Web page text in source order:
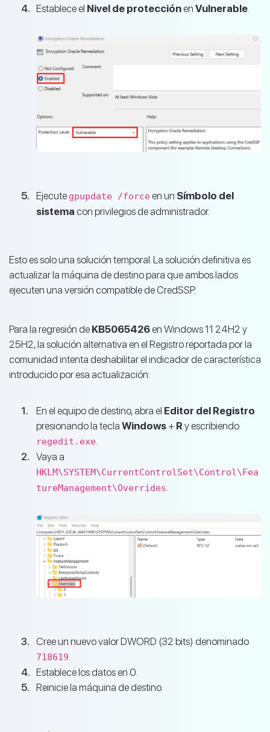
Establece el Nivel de protección en Vulnerable
Ejecute gpupdate /force en un Símbolo del
sistema con privilegios de administrador.
Esto es solo una solución temporal. La solución definitiva es
actualizar la máquina de destino para que ambos lados
ejecuten una versión compatible de CredSSP.
Para la regresión de KB5065426en Windows 11 24H2 y
25H2, la solución alternativa en el Registro reportada por la
comunidad intenta deshabilitar el indicador de característica
introducido por esa actualización:
En el equipo de destino, abra el Editor del Registro
presionando la tecla Windows + Ry escribiendo
regedit.exe.
Vaya a
HKLM\SYSTEM\CurrentControlSet\Control\Fea
tureManagement\Overrides.
Cree un nuevo valor DWORD (32 bits) denominado
718619
Establece los datos en 0.
Reinicie la máquina de destino.